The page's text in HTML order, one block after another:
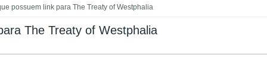
possuem link para The Treaty of Westphalia
The Treaty of Westphalia